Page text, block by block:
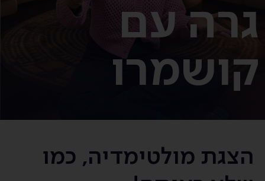
גרה עם
קושמרו
הצגת מולטימדיה, כמו